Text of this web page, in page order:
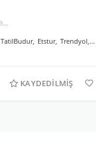
TatilBudur, Etstur, Trendyol,...
KAYDEDILMIŞ